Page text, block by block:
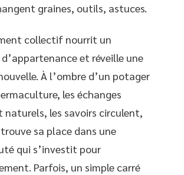
graines, outils, astuces.
collectif nourrit un
et réveille une
À l’ombre d’un potager
les échanges
naturels, les savoirs circulent,
sa place dans une
qui s’investit pour
Parfois, un simple carré